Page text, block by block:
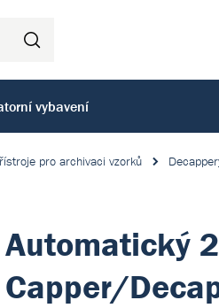
vybavení
pro archivaci vzorků
Automatický
Capper/